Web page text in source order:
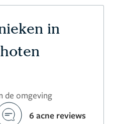
in
de omgeving
6 acne reviews